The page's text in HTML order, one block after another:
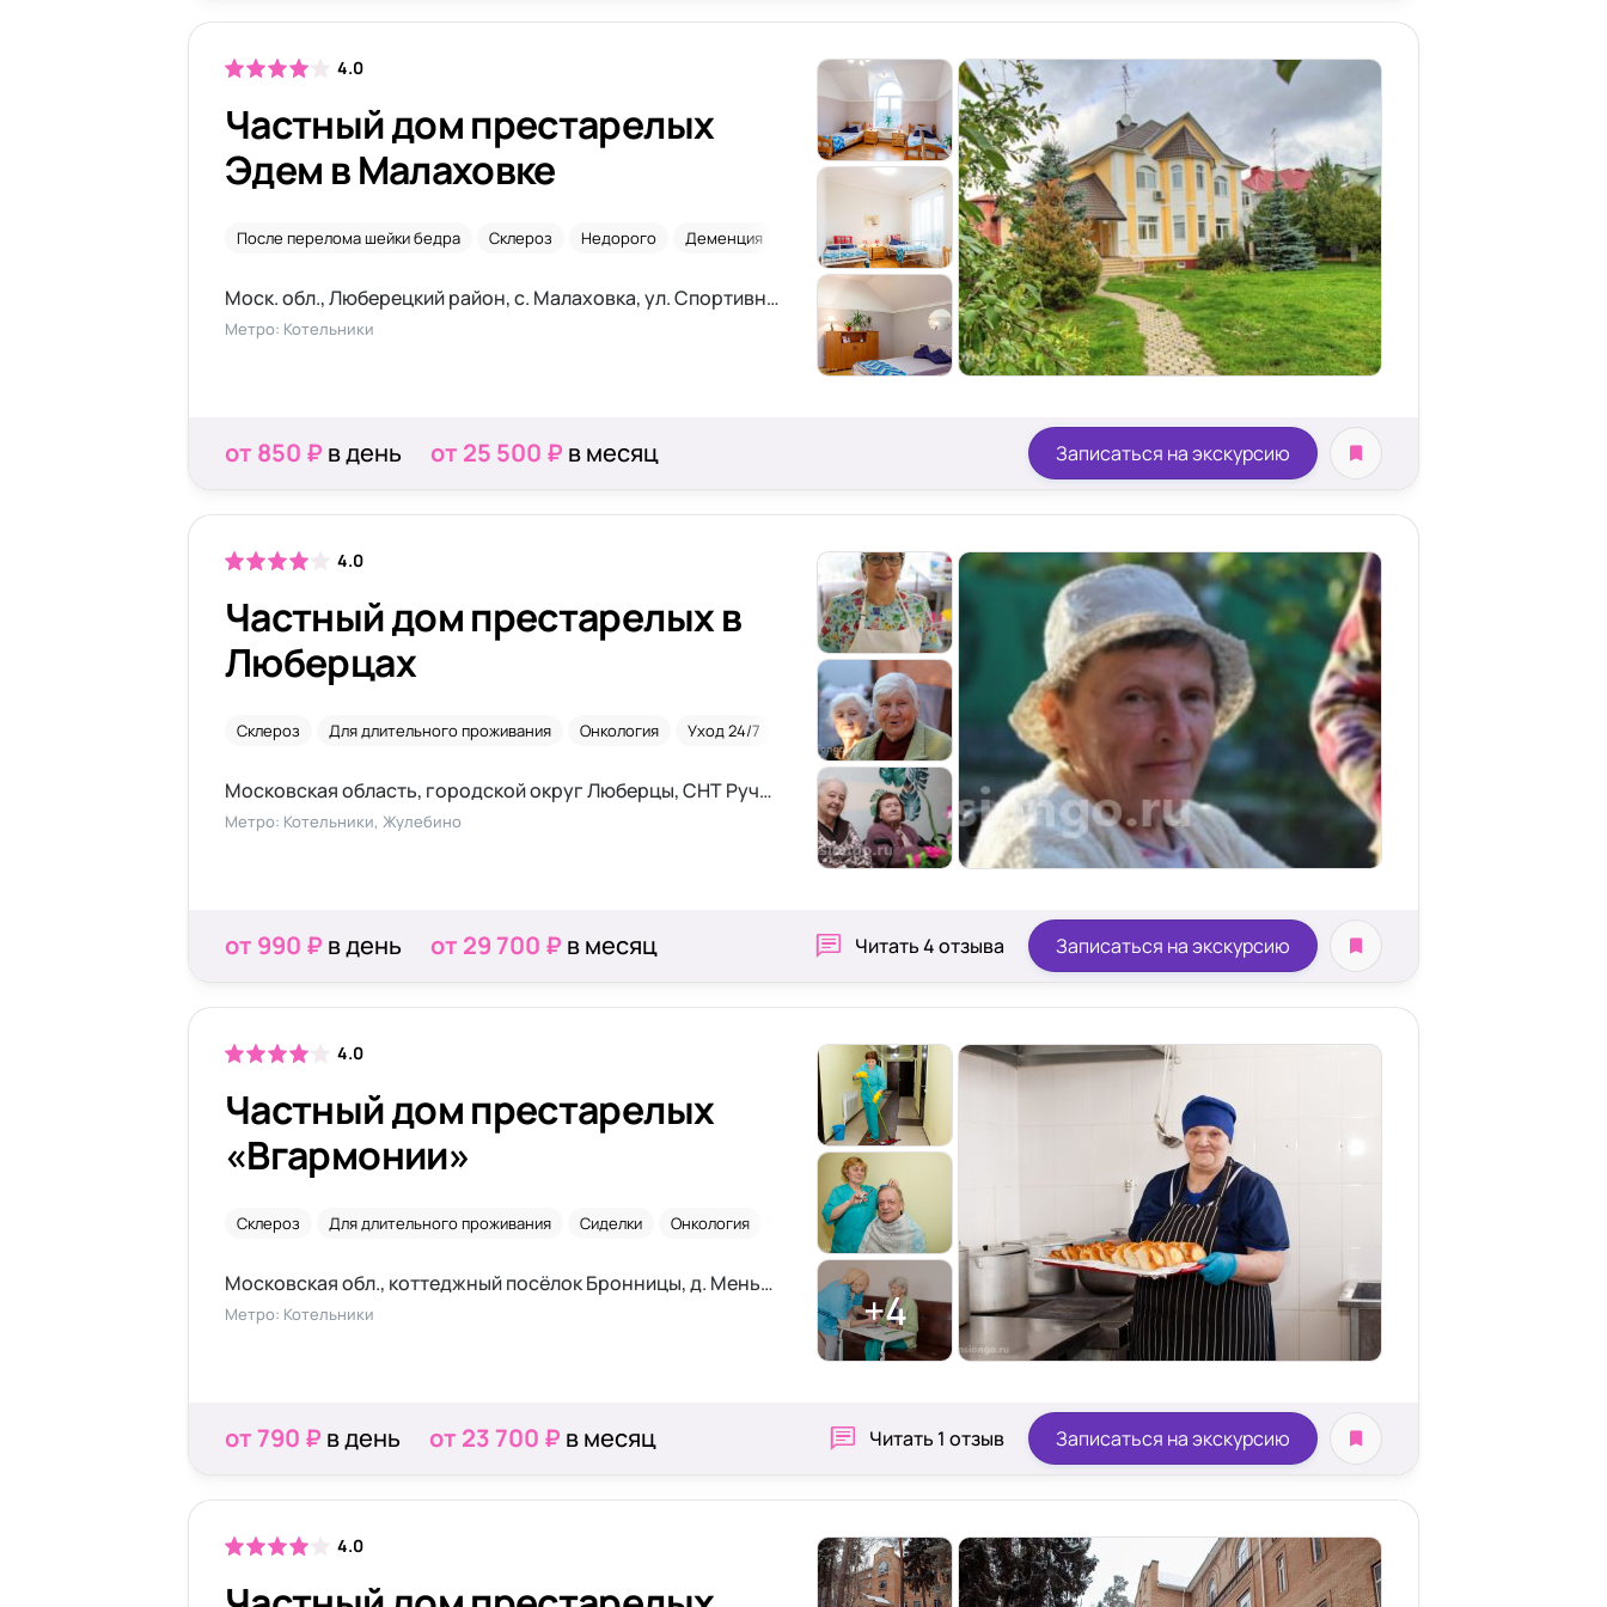
4.0
Частный дом престарелых
Эдем в Малаховке
После перелома шейки бедра Склероз Недорого Деменция Онкология
Моск. обл., Люберецкий район, с. Малаховка, ул. Спортивная, д.8
Метро: Котельники
от 850 ₽ в день от 25 500 ₽ в месяц Записаться на экскурсию
4.0
Частный дом престарелых в
Люберцах
Склероз Для длительного проживания Онкология Уход 24/7 Паркинсон
Московская область, городской округ Люберцы, СНТ Ручеёк, 653
Метро: Котельники, Жулебино
от 990 ₽ в день от 29 700 ₽ в месяц Читать4 отзыва Записаться на экскурсию
4.0
Частный дом престарелых
«Вгармонии»
Склероз Для длительного проживания Сиделки Онкология Деменция
Московская обл., коттеджный посёлок Бронницы, д. Меньшово, дом 40
Метро: Котельники +4
от 790 ₽ в день от 23 700 ₽ в месяц Читать 1 отзыв Записаться на экскурсию
4.0